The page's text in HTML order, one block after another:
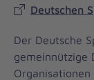
Deutschen
Der Deutsche
gemeinnützige